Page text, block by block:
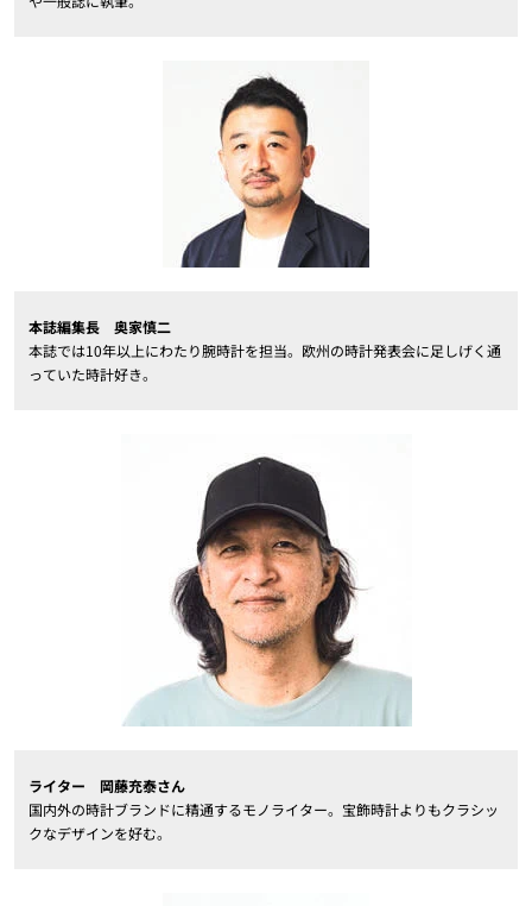
本誌編集長 奥家慎二
本誌では10年以上にわたり腕時計を担当。欧州の時計発表会に足しげく通
っていた時計好き。
ライター 岡藤充泰さん
国内外の時計ブランドに精通するモノライター。宝飾時計よりもクラシッ
クなデザインを好む。